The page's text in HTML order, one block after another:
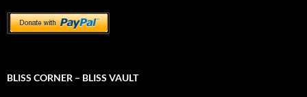
BLISS CORNER – BLISS VAULT